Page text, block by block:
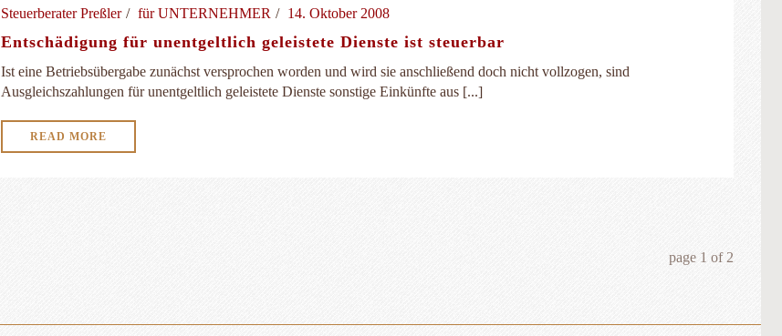
Steuerberater Preßler für UNTERNEHMER 14. Oktober 2008
Entschädigung für unentgeltlich geleistete Dienste ist steuerbar
Ist eine Betriebsübergabe zunächst versprochen worden und wird sie anschließend doch nicht vollzogen, sind
Ausgleichszahlungen für unentgeltlich geleistete Dienste sonstige Einkünfte aus [...]
READ MORE
page 1 of 2